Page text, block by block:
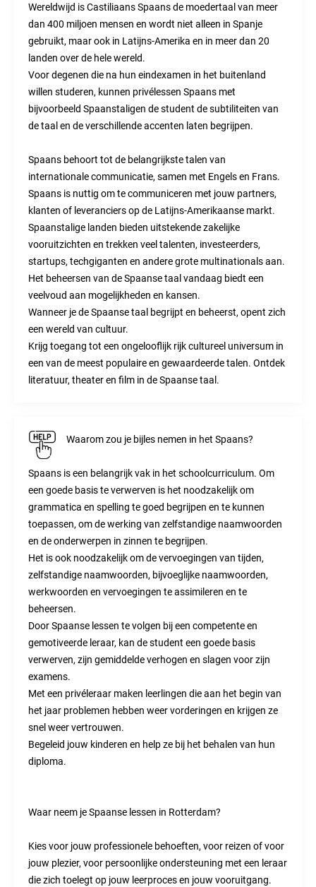
Wereldwijd is Castiliaans Spaans de moedertaal van meer
dan 400 miljoen mensen en wordt niet alleen in Spanje
gebruikt, maar ook in Latijns-Amerika en in meer dan 20
landen over de hele wereld.
Voor degenen die na hun eindexamen in het buitenland
willen studeren, kunnen privélessen Spaans met
bijvoorbeeld Spaanstaligen de student de subtiliteiten van
de taal en de verschillende accenten laten begrijpen.
Spaans behoort tot de belangrijkste talen van
internationale communicatie, samen met Engels en Frans.
Spaans is nuttig om te communiceren met jouw partners,
klanten of leveranciers op de Latijns-Amerikaanse markt.
Spaanstalige landen bieden uitstekende zakelijke
vooruitzichten en trekken veel talenten, investeerders,
startups, techgiganten en andere grote multinationals aan.
Het beheersen van de Spaanse taal vandaag biedt een
veelvoud aan mogelijkheden en kansen.
Wanneer je de Spaanse taal begrijpt en beheerst, opent zich
een wereld van cultuur.
Krijg toegang tot een ongelooflijk rijk cultureel universum in
een van de meest populaire en gewaardeerde talen. Ontdek
literatuur, theater en film in de Spaanse taal.
Waarom zou je bijles nemen in het Spaans?
Spaans is een belangrijk vak in het schoolcurriculum. Om
een goede basis te verwerven is het noodzakelijk om
grammatica en spelling te goed begrijpen en te kunnen
toepassen, om de werking van zelfstandige naamwoorden
en de onderwerpen in zinnen te begrijpen.
Het is ook noodzakelijk om de vervoegingen van tijden,
zelfstandige naamwoorden, bijvoeglijke naamwoorden,
werkwoorden en vervoegingen te assimileren en te
beheersen.
Door Spaanse lessen te volgen bij een competente en
gemotiveerde leraar, kan de student een goede basis
verwerven, zijn gemiddelde verhogen en slagen voor zijn
examens.
Met een privéleraar maken leerlingen die aan het begin van
het jaar problemen hebben weer vorderingen en krijgen ze
snel weer vertrouwen.
Begeleid jouw kinderen en help ze bij het behalen van hun
diploma.
Waar neem je Spaanse lessen in Rotterdam?
Kies voor jouw professionele behoeften, voor reizen of voor
jouw plezier, voor persoonlijke ondersteuning met een leraar
die zich toelegt op jouw leerproces en jouw vooruitgang.